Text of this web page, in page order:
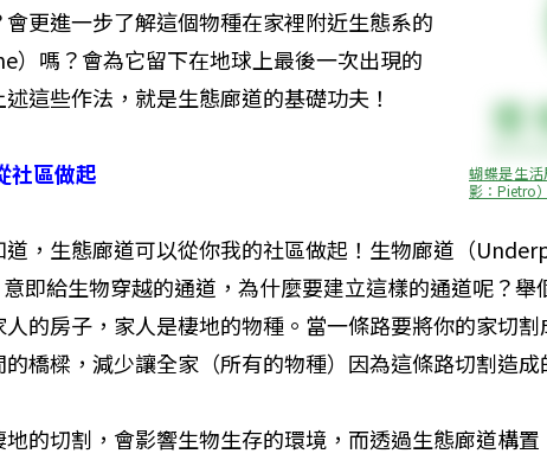
蝴蝶是生
影：Pietro）
會更進一步了解這個物種在家裡附近生態系的
）嗎？會為它留下在地球上最後一次出現的
這些作法，就是生態廊道的基礎功夫！
社區做起
道，生態廊道可以從你我的社區做起！生物廊道（
即給生物穿越的通道，為什麼要建立這樣的通道呢？舉
的房子，家人是棲地的物種。當一條路要將你的家切
橋樑，減少讓全家（所有的物種）因為這條路切割造成
地的切割，會影響生物生存的環境，而透過生態廊道構